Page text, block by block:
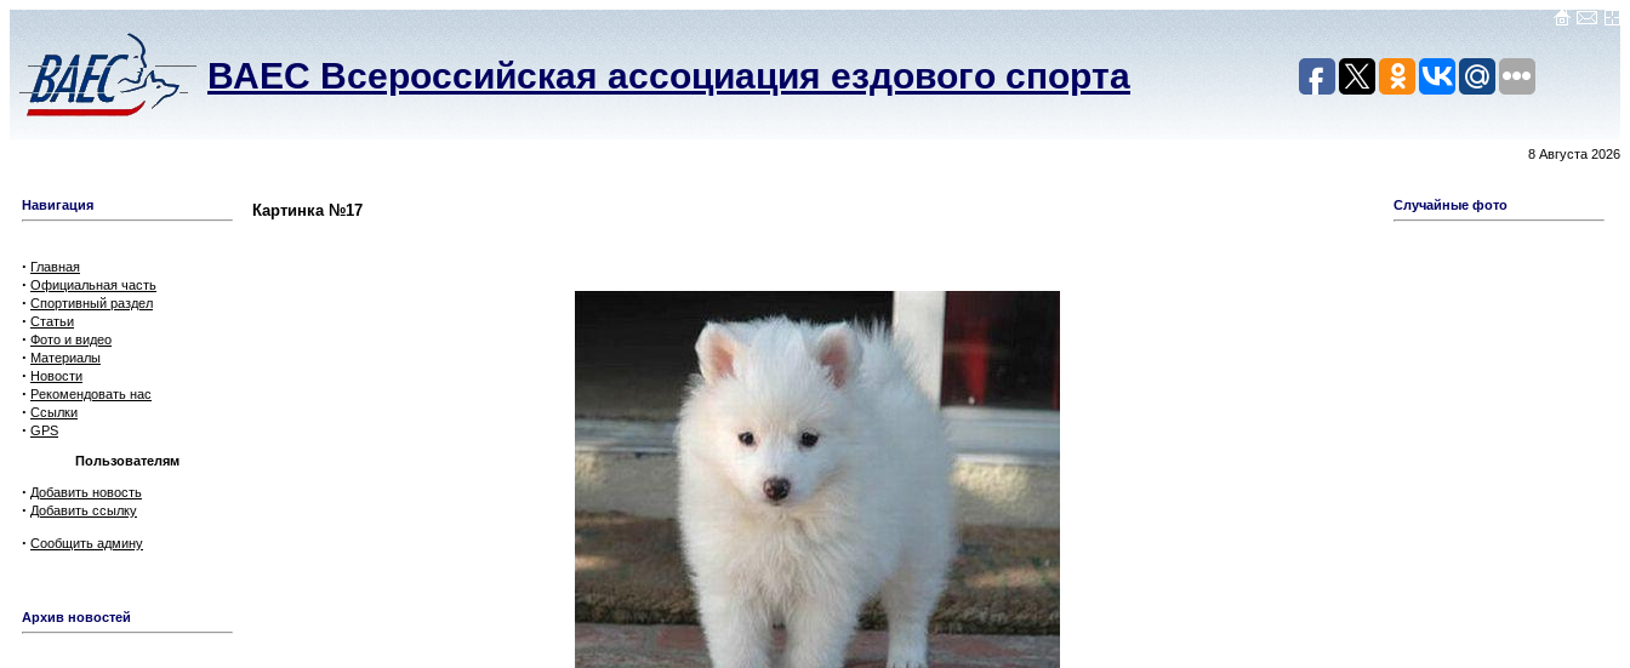
ВАЕС Всероссийская ассоциация ездового спорта
8 Августа 2026
Навигация
· Главная
· Официальная часть
· Спортивный раздел
· Статьи
· Фото и видео
· Материалы
· Новости
· Рекомендовать нас
· Ссылки
· GPS
Пользователям
· Добавить новость
· Добавить ссылку
· Сообщить админу
Архив новостей
Картинка №17 Случайные фото